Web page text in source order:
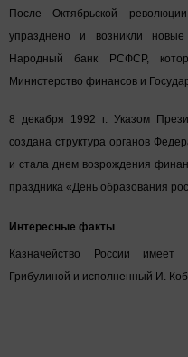
После Октябрьской
упразднено и возникли
Народный банк РСФСР,
Министерство финансов и
8 декабря 1992 г. Указом
создана структура органов
и стала днем возрождения
праздника «День образования
Интересные факты
Казначейство России
Грибулиной и исполненный И.